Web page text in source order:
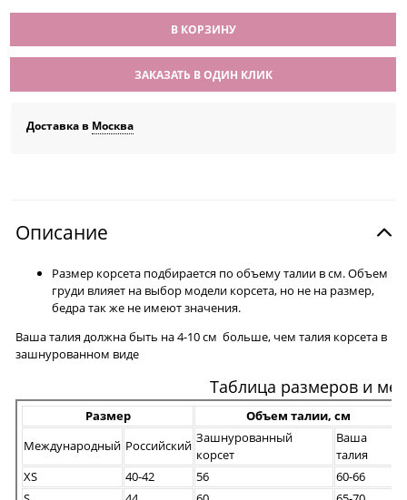
В КОРЗИНУ
ЗАКАЗАТЬ В ОДИН КЛИК
Доставка в Москва
Описание
Размер корсета подбирается по объему талии в см. Объем
груди влияет на выбор модели корсета, но не на размер,
бедра так же не имеют значения.
Ваша талия должна быть на 4-10 см больше, чем талия корсета в
зашнурованном виде
Таблица размеров и
Размер
Объем талии, см
Международный Российский Зашнурованный
корсет
Ваша
талия
XS
40-42 56
60-66